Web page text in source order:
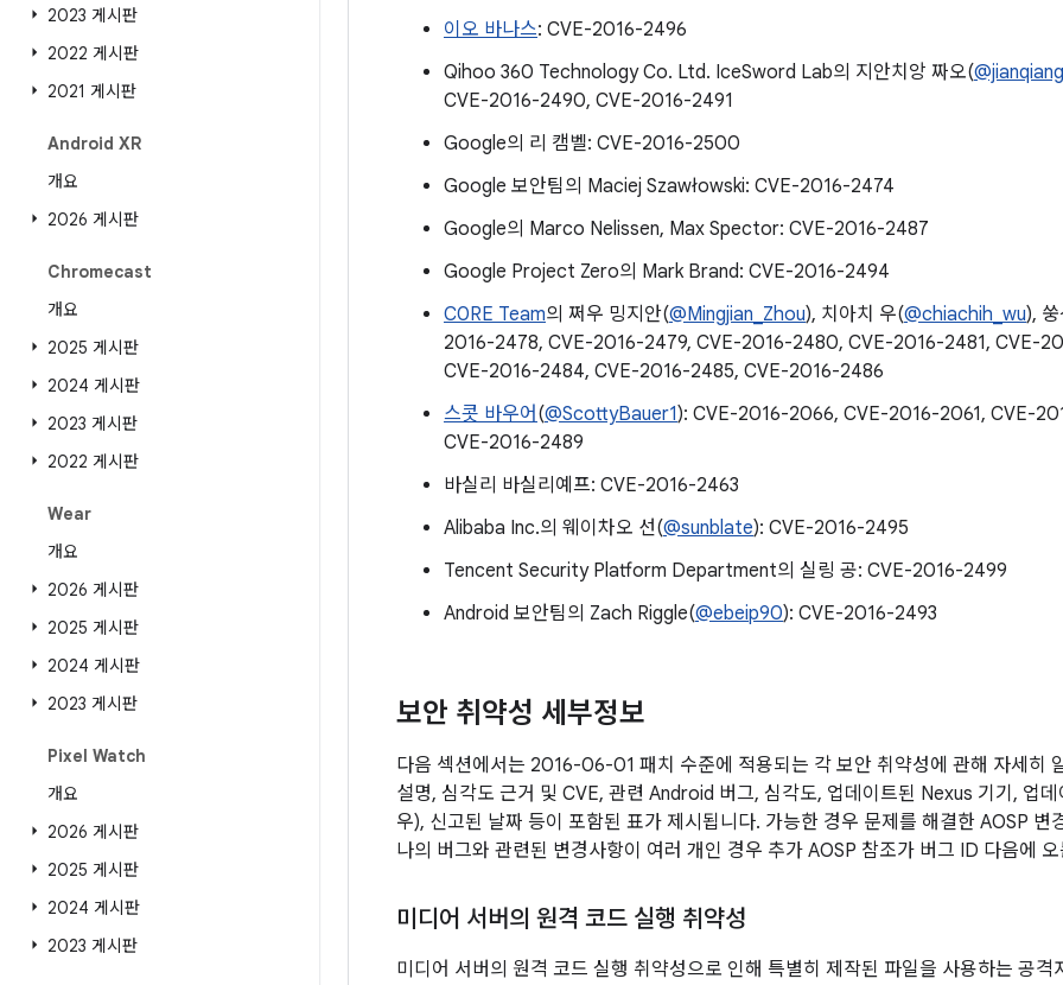
2023 게시판
2022 게시판
2021 게시판
Android XR
개요
2026 게시판
Chromecast
개요
2025 게시판
2024 게시판
2023 게시판
2022 게시판
Wear
개요
2026 게시판
2025 게시판
2024 게시판
2023 게시판
Pixel Watch
개요
2026 게시판
2025 게시판
2024 게시판
2023 게시판
이오 바나스: CVE-2016-2496
Qihoo 360 Technology Co. Ltd. IceSword Lab의 지안치앙 짜오(
CVE-2016-2490, CVE-2016-2491
Google의 리 캠벨: CVE-2016-2500
Google 보안팀의 Maciej Szawłowski: CVE-2016-2474
Google의 Marco Nelissen, Max Spector: CVE-2016-2487
Google Project Zero의 Mark Brand: CVE-2016-2494
C0RE Team의 쩌우 밍지안(@Mingjian_Zhou), 치아치 우(@chiachih_wu),
2016-2478, CVE-2016-2479, CVE-2016-2480, CVE-2016-2481, CVE-
CVE-2016-2484, CVE-2016-2485, CVE-2016-2486
스콧 바우어 (@ScottyBauer1): CVE-2016-2066, CVE-2016-2061, CVE-
CVE-2016-2489
바실리 바실리예프: CVE-2016-2463
Alibaba Inc.의 웨이차오 선(@sunblate): CVE-2016-2495
Tencent Security Platform Department의 실링 공: CVE-2016-2499
Android 보안팀의 Zach Riggle(@ebeip90): CVE-2016-2493
보안 취약성 세부정보
다음 섹션에서는 2016-06-01 패치 수준에 적용되는 각 보안 취약성에 관해 자세히
설명, 심각도 근거 및 CVE, 관련 Android 버그, 심각도, 업데이트된 Nexus 기기, 업
우), 신고된 날짜 등이 포함된 표가 제시됩니다. 가능한 경우 문제를 해결한 AOSP
나의 버그와 관련된 변경사항이 여러 개인 경우 추가 AOSP 참조가 버그 ID 다음에
미디어 서버의 원격 코드 실행 취약성
미디어 서버의 원격 코드 실행 취약성으로 인해 특별히 제작된 파일을 사용하는 공